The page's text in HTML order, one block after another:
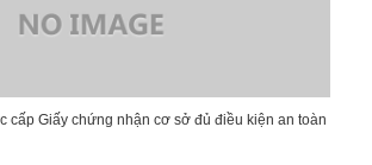
cấp Giấy chứng nhận cơ sở đủ điều kiện an toàn